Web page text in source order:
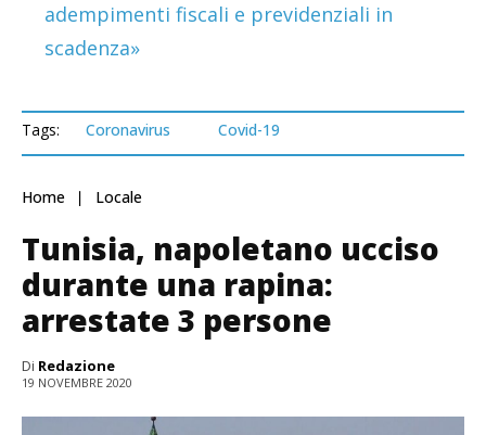
adempimenti fiscali e previdenziali in
scadenza»
Tags: Coronavirus Covid-19
Home Locale
Tunisia, napoletano ucciso
durante una rapina:
arrestate 3 persone
Di Redazione
19 NOVEMBRE 2020